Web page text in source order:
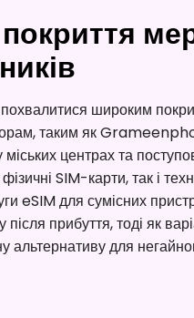
широким
таким як
міських центрах та
SIM-карти, так і
eSIM для сумісних
після прибуття, тоді як
альтернативу для